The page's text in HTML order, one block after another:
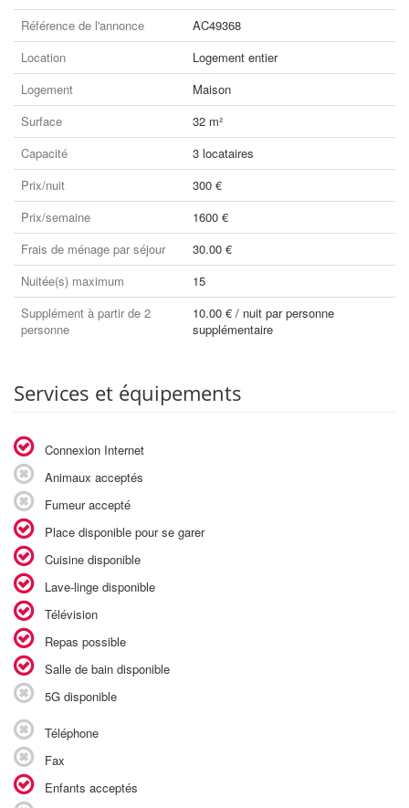
Référence de l'annonce
AC49368
Location
Logement entier
Logement
Maison
Surface
32 m²
Capacité
3 locataires
Prix/nuit
300 €
Prix/semaine
1600 €
Frais de ménage par séjour
30.00 €
Nuitée(s) maximum
15
Supplément à partir de 2
personne
10.00 € / nuit par personne
supplémentaire
Services et équipements
Connexion Internet
Animaux acceptés
Fumeur accepté
Place disponible pour se garer
Cuisine disponible
Lave-linge disponible
Télévision
Repas possible
Salle de bain disponible
5G disponible
Téléphone
Fax
Enfants acceptés